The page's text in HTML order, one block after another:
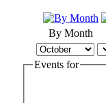
By Month
Events for